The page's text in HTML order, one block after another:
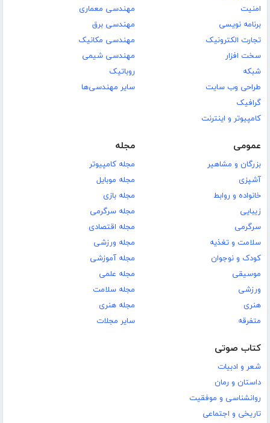
امنیت
برنامه نویسی
تجارت الکترونیک
سخت افزار
شبکه
طراحی وب سایت
گرافیک
کامپیوتر و اینترنت
مهندسی معماری
مهندسی برق
مهندسی مکانیک
مهندسی شیمی
روباتیک
سایر مهندسی‌ها
عمومی
بزرگان و مشاهیر
آشپزی
خانواده و روابط
زیبایی
سرگرمی
سلامت و تغذیه
کودک و نوجوان
موسیقی
ورزشی
هنری
متفرقه
مجله
مجله کامپیوتر
مجله موبایل
مجله بازی
مجله سرگرمی
مجله اقتصادی
مجله ورزشی
مجله آموزشی
مجله علمی
مجله سلامت
مجله هنری
سایر مجلات
کتاب صوتی
شعر و ادبیات
داستان و رمان
روانشناسی و موفقیت
تاریخی و اجتماعی